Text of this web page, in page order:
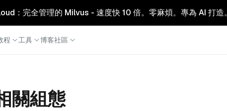
：完全管理的 Milvus - 速度快 10 倍。零麻煩。專為 AI 打造。
程 工具 博客社區
關組態